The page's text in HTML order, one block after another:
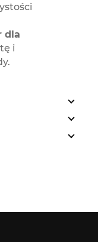
dla
i